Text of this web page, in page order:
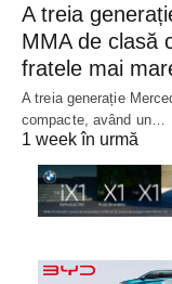
A treia
MMA de clasă
fratele mai
A treia generație
compacte, având un…
1 week în urmă